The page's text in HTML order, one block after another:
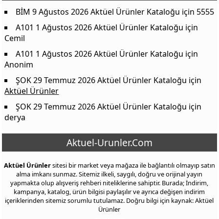
Eti Kurabi 198 g
48,00 TL
Eti Puf Marshmallowlu Bisküvi 18 g
4,75 TL
Eti Gong Mısır ve Pirinç Patlağı 64 g
Eti Crax Kraker 50 g
15,50 TL
Eti Mısırlı Balık Kraker 70 g
Eti Petito Sosbom Çikolatalı Krema Dolgulu Pasta 50 g23,50 TL
Eti Browni Patisserie Çikolata Dolgulu Kek 165 g
73,50 TL
Eti Süt Burger 35 g
15,75 TL
BİM 9 Ağustos 2026 Aktüel Ürünler Kataloğu için 5555
A101 1 Ağustos 2026 Aktüel Ürünler Kataloğu için
Cemil
A101 1 Ağustos 2026 Aktüel Ürünler Kataloğu için
Anonim
ŞOK 29 Temmuz 2026 Aktüel Ürünler Kataloğu için
Aktüel Ürünler
ŞOK 29 Temmuz 2026 Aktüel Ürünler Kataloğu için
derya
Aktuel-Urunler.Com
Aktüel Ürünlersitesi bir market veya mağaza ile bağlantılı olmayıp satın
alma imkanı sunmaz. Sitemiz ilkeli, saygılı, doğru ve orijinal yayın
yapmakta olup alışveriş rehberi niteliklerine sahiptir. Burada; İndirim,
kampanya, katalog, ürün bilgisi paylaşılır ve ayrıca değişen indirim
içeriklerinden sitemiz sorumlu tutulamaz. Doğru bilgi için kaynak: Aktüel
Ürünler